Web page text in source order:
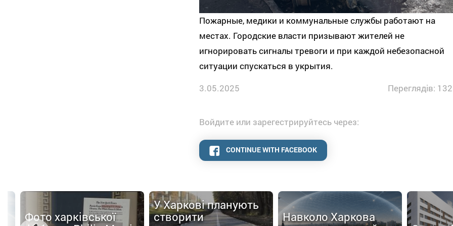
Пожарные, медики и коммунальные службы работают на
местах. Городские власти призывают жителей не
игнорировать сигналы тревоги и при каждой небезопасной
ситуации спускаться в укрытия.
3.05.2025
Переглядів:
Войдите или зарегестрируйтесь через:
CONTINUE WITH FACEBOOK
Фото харківської
У Харкові планують
створити
Навколо Харкова